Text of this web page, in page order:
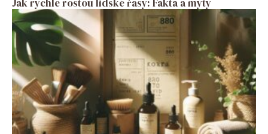
Jak rychle rostou lidské řasy: Fakta a mýty